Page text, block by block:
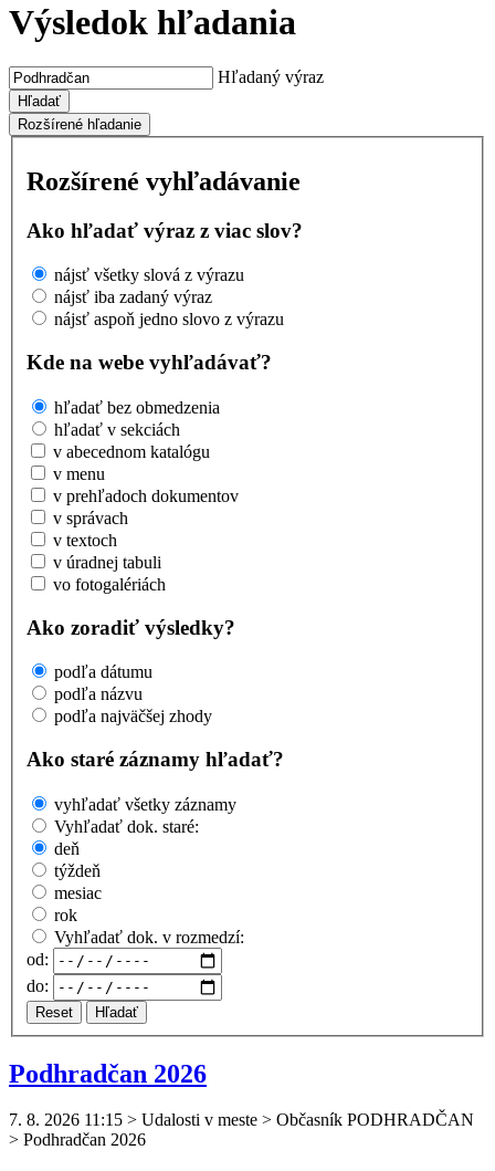
Výsledok hľadania
Hľadaný výraz
Hľadať
Rozšírené hľadanie
Rozšírené vyhľadávanie
Ako hľadať výraz z viac slov?
nájsť všetky slová z výrazu
nájsť iba zadaný výraz
nájsť aspoň jedno slovo z výrazu
Kde na webe vyhľadávať?
hľadať bez obmedzenia
hľadať v sekciách
v abecednom katalógu
v menu
v prehľadoch dokumentov
v správach
v textoch
v úradnej tabuli
vo fotogalériách
Ako zoradiť výsledky?
podľa dátumu
podľa názvu
podľa najväčšej zhody
Ako staré záznamy hľadať?
vyhľadať všetky záznamy
Vyhľadať dok. staré:
deň
týždeň
mesiac
rok
Vyhľadať dok. v rozmedzí:
od:
do:
Reset Hľadať
Podhradčan 2026
7. 8. 2026 11:15 > Udalosti v meste > Občasník PODHRADČAN
> Podhradčan 2026